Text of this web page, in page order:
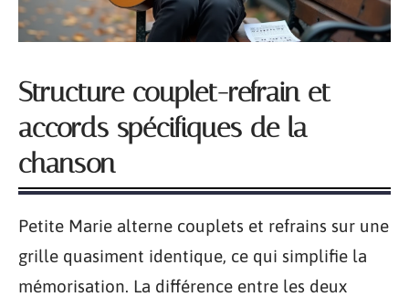
Structure couplet-refrain et
accords spécifiques de la
chanson
Petite Marie alterne couplets et refrains sur une
grille quasiment identique, ce qui simplifie la
mémorisation. La différence entre les deux